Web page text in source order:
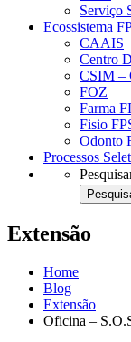
Serviço
Ecossistema
CAAIS
Centro
CSIM –
FOZ
Farma
Fisio
Odonto
Processos
Extensão
Home
Blog
Extensão
Oficina –